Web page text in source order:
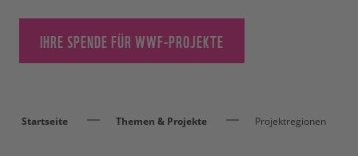
IHRE SPENDE FÜR WWF-PROJEKTE
Startseite Themen & Projekte Projektregionen